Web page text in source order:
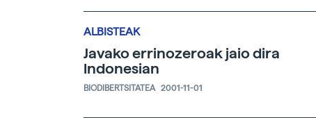
ALBISTEAK
Javako errinozeroak jaio dira
Indonesian
BIODIBERTSITATEA 2001-11-01